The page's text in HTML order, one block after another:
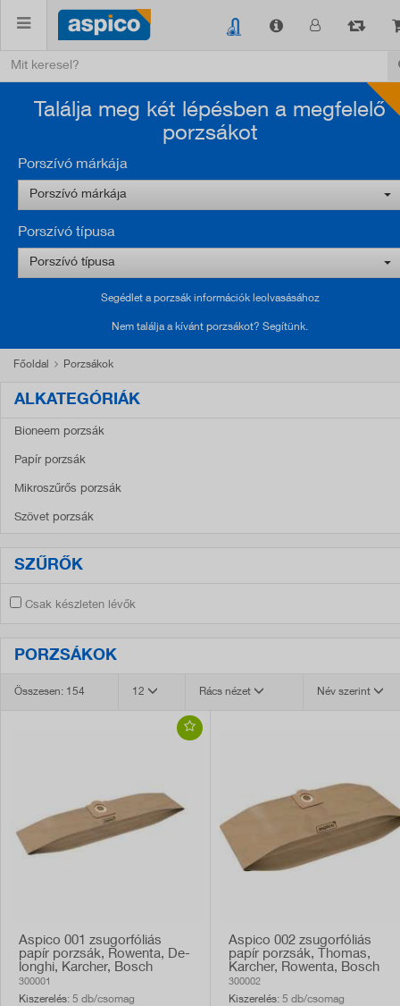
Találja meg két lépésben a megfelelő
porzsákot
Porszívó márkája
Porszívó márkája
Porszívó típusa
Porszívó típusa
Segédlet a porzsák információk leolvasásához
Nem találja a kívánt porzsákot? Segítünk.
Főoldal Porzsákok
ALKATEGÓRIÁK
Bioneem porzsák
Papír porzsák
Mikroszűrős porzsák
Szövet porzsák
SZŰRŐK
Csak készleten lévők
PORZSÁKOK
Név szerint
Rács nézet
12
Összesen: 154
Aspico 001 zsugorfóliás
papír porzsák, Rowenta, De-
longhi, Karcher, Bosch
takarítógép kompatibilis,
5db
300001
Kiszerelés: 5 db/csomag
Aspico 002 zsugorfóliás
papír porzsák, Thomas,
Karcher, Rowenta, Bosch
takarítógép kompatibilis,
5db
300002
Kiszerelés: 5 db/csomag